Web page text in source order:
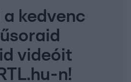
a kedvenc
videóit
n!